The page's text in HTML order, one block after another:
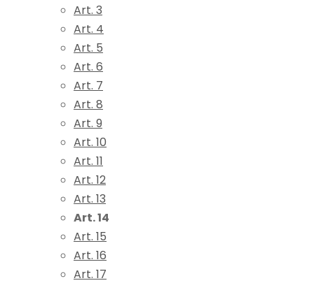
Art. 3
Art. 4
Art. 5
Art. 6
Art. 7
Art. 8
Art. 9
Art. 10
Art. 11
Art. 12
Art. 13
Art. 14
Art. 15
Art. 16
Art. 17